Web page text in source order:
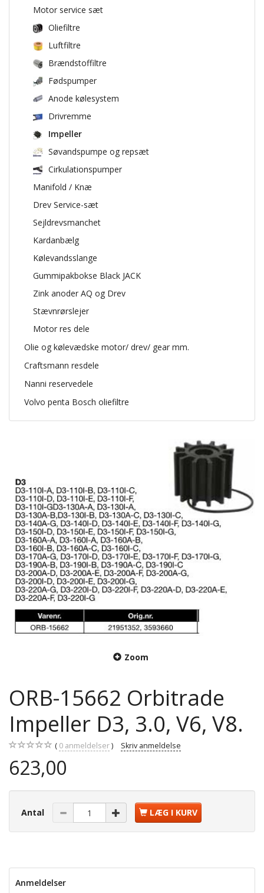
Motor service sæt
Oliefiltre
Luftfiltre
Brændstoffiltre
Fødspumper
Anode kølesystem
Drivremme
Impeller
Søvandspumpe og repsæt
Cirkulationspumper
Manifold / Knæ
Drev Service-sæt
Sejldrevsmanchet
Kardanbælg
Kølevandsslange
Gummipakbokse Black JACK
Zink anoder AQ og Drev
Stævnrørslejer
Motor res dele
Olie og kølevædske motor/ drev/ gear mm.
Craftsmann resdele
Nanni reservedele
Volvo penta Bosch oliefiltre
Zoom
ORB-15662 Orbitrade
Impeller D3, 3.0, V6, V8.
0 anmeldelser Skriv anmeldelse
623,00
Antal LÆG I KURV
Anmeldelser